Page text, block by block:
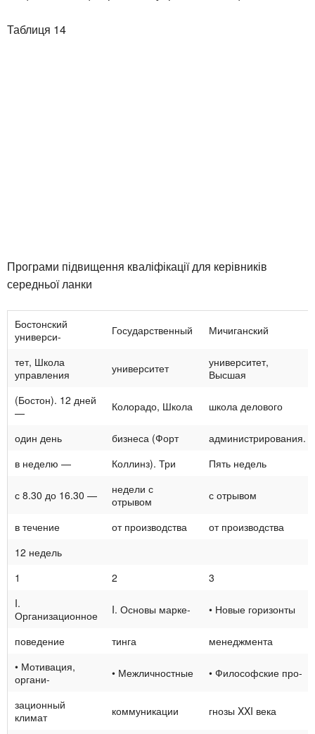
Таблиця 14
Програми підвищення кваліфікації для керівників
середньої ланки
Бостонский
универси-
Государственный Мичиганский
тет, Школа
управления
университет
университет,
Высшая
(Бостон). 12 дней
—
Колорадо, Школа школа делового
один день бизнеса (Форт
администрирования.
в неделю —
Коллинз). Три Пять недель
с 8.30 до 16.30 —
недели с
отрывом
с отрывом
в течение от производства
от производства
12 недель
1
2
3
I.
Организационное
I. Основы марке- • Новые горизонты
поведение тинга
менеджмента
• Мотивация,
органи-
• Межличностные • Философские про-
зационный
климат
коммуникации гнозы XXI века